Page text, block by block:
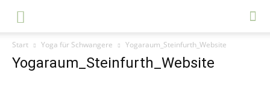
Start Yoga für Schwangere Yogaraum_Steinfurth_Website
Yogaraum_Steinfurth_Website